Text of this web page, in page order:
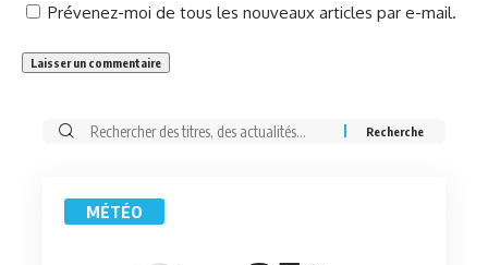
Prévenez-moi de tous les nouveaux articles par e-mail.
Rechercher:
MÉTÉO